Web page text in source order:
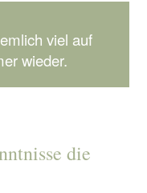
viel auf
wieder.
die